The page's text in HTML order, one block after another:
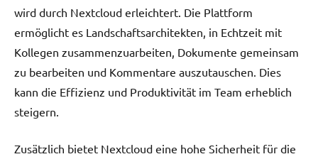
wird durch Nextcloud erleichtert. Die Plattform
ermöglicht es Landschaftsarchitekten, in Echtzeit mit
Kollegen zusammenzuarbeiten, Dokumente gemeinsam
zu bearbeiten und Kommentare auszutauschen. Dies
kann die Effizienz und Produktivität im Team erheblich
steigern.
Zusätzlich bietet Nextcloud eine hohe Sicherheit für die